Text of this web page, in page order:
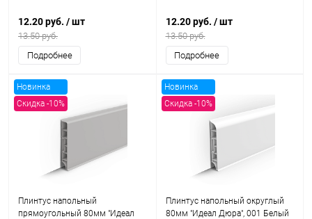
12.20 руб. / шт
13.50 руб.
Подробнее
12.20 руб. / шт
13.50 руб.
Подробнее
Новинка
Скидка -10%
Плинтус напольный
прямоугольный 80мм "Идеал
Новинка
Скидка -10%
Плинтус напольный округлый
80мм "Идеал Дюра", 001 Белый